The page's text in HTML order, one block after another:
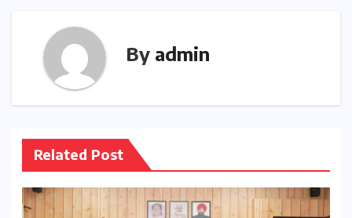
By admin
Related Post